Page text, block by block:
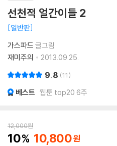
선천적 얼간이들 2
일반판
가스파드 글그림
재미주의
2013.09.25.
9.8 11
베스트 웹툰 top20 6주
12,000원
10 10,800